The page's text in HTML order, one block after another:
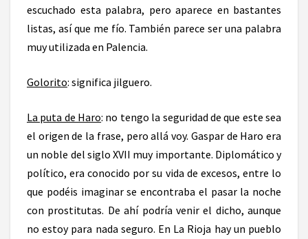
escuchado esta palabra, pero aparece en bastantes
listas, así que me fío. También parece ser una palabra
muy utilizada en Palencia.
Golorito: significa jilguero.
La puta de Haro: no tengo la seguridad de que este sea
el origen de la frase, pero allá voy. Gaspar de Haro era
un noble del siglo XVII muy importante. Diplomático y
político, era conocido por su vida de excesos, entre lo
que podéis imaginar se encontraba el pasar la noche
con prostitutas. De ahí podría venir el dicho, aunque
no estoy para nada seguro. En La Rioja hay un pueblo